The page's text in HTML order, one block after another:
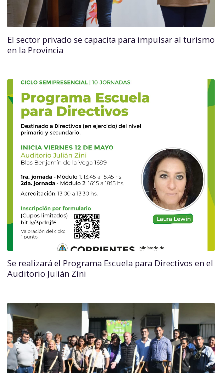
El sector privado se capacita para impulsar al turismo
en la Provincia
Se realizará el Programa Escuela para Directivos en el
Auditorio Julián Zini